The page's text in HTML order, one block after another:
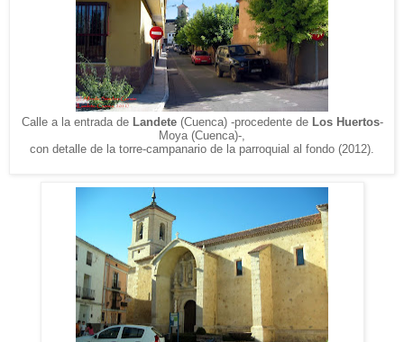
Calle a la entrada de Landete (Cuenca) -procedente de Los Huertos-
Moya (Cuenca)-,
con detalle de la torre-campanario de la parroquial al fondo (2012).